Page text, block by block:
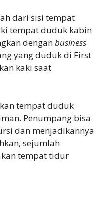
dari sisi tempat
tempat duduk kabin
denganbusiness
yang duduk di First
kaki saat
tempat duduk
Penumpang bisa
dan menjadikannya
sejumlah
tempat tidur